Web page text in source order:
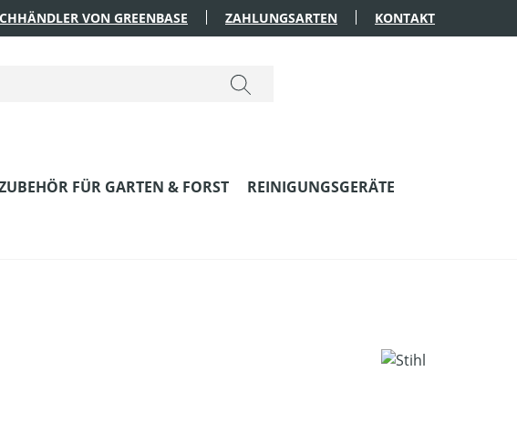
VON GREENBASE ZAHLUNGSARTEN KONTAKT
FÜR GARTEN & FORST REINIGUNGSGERÄTE